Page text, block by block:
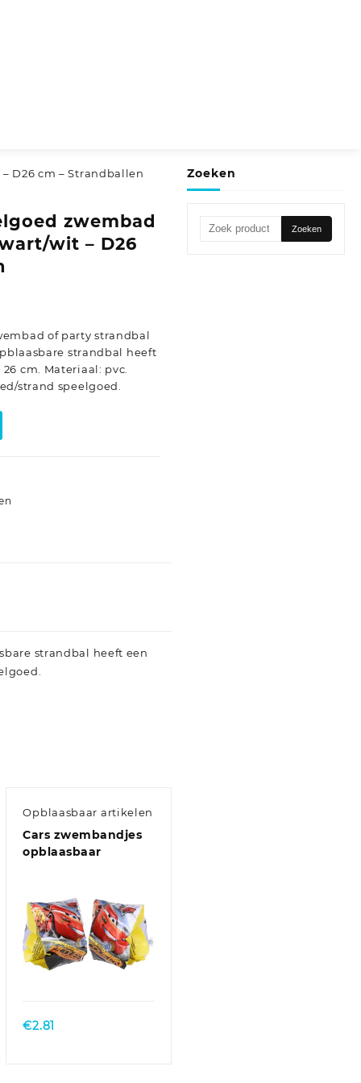
D26 cm – Strandballen
zwembad
wit – D26
of party strandbal
strandbal heeft
cm. Materiaal: pvc.
strand speelgoed.
strandbal heeft een
Opblaasbaar artikelen
Cars zwembandjes
opblaasbaar
€2.81
Zoeken
Zoeken
Zoeken